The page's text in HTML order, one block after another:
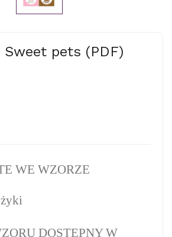
Sweet pets (PDF)
WE WZORZE
DOSTĘPNY W